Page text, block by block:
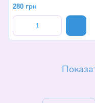
280 грн